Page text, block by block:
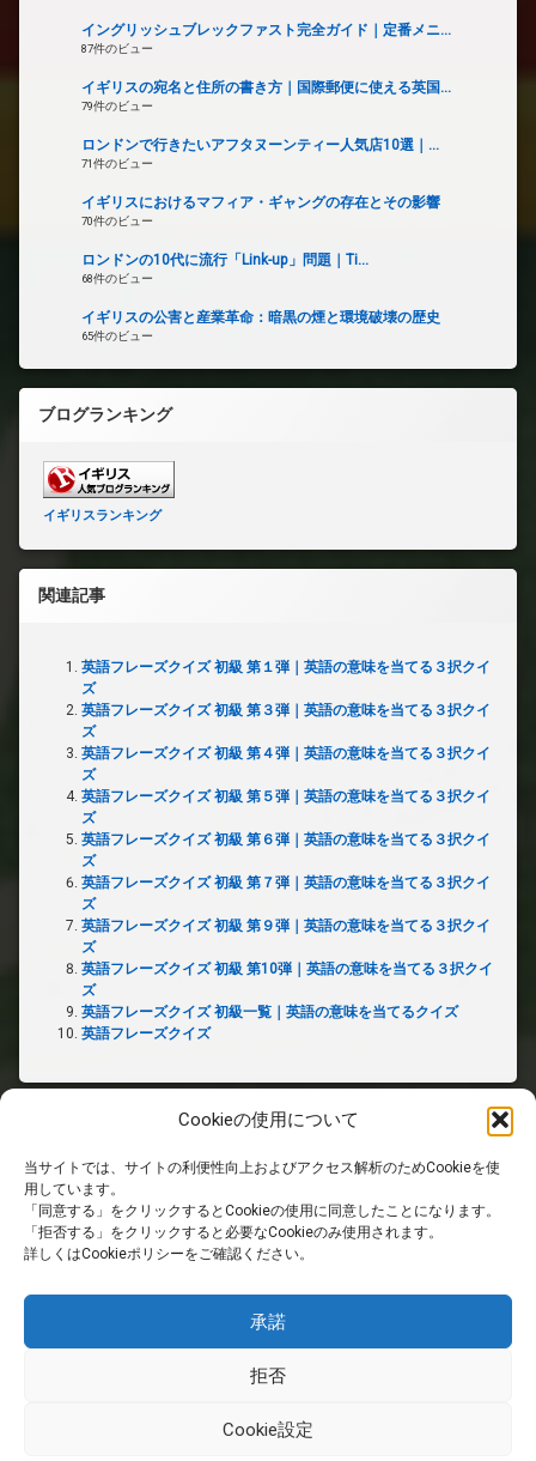
Cookieの使用について
当サイトでは、サイトの利便性向上およびアクセス解析のためCookieを使
用しています。
「同意する」をクリックするとCookieの使用に同意したことになります。
「拒否する」をクリックすると必要なCookieのみ使用されます。
詳しくはCookieポリシーをご確認ください。
承諾
拒否
Cookie設定
イングリッシュブレックファスト完全ガイド｜定番メニ...
87件のビュー
イギリスの宛名と住所の書き方｜国際郵便に使える英国...
79件のビュー
ロンドンで行きたいアフタヌーンティー人気店10選｜...
71件のビュー
イギリスにおけるマフィア・ギャングの存在とその影響
70件のビュー
ロンドンの10代に流行「Link-up」問題｜Ti...
68件のビュー
イギリスの公害と産業革命：暗黒の煙と環境破壊の歴史
65件のビュー
ブログランキング
イギリスランキング
関連記事
英語フレーズクイズ 初級 第１弾｜英語の意味を当てる３択クイ
ズ
英語フレーズクイズ 初級 第３弾｜英語の意味を当てる３択クイ
ズ
英語フレーズクイズ 初級 第４弾｜英語の意味を当てる３択クイ
ズ
英語フレーズクイズ 初級 第５弾｜英語の意味を当てる３択クイ
ズ
英語フレーズクイズ 初級 第６弾｜英語の意味を当てる３択クイ
ズ
英語フレーズクイズ 初級 第７弾｜英語の意味を当てる３択クイ
ズ
英語フレーズクイズ 初級 第９弾｜英語の意味を当てる３択クイ
ズ
英語フレーズクイズ 初級 第10弾｜英語の意味を当てる３択クイ
ズ
英語フレーズクイズ 初級一覧｜英語の意味を当てるクイズ
英語フレーズクイズ
ホーム
PRIVACY POLICY